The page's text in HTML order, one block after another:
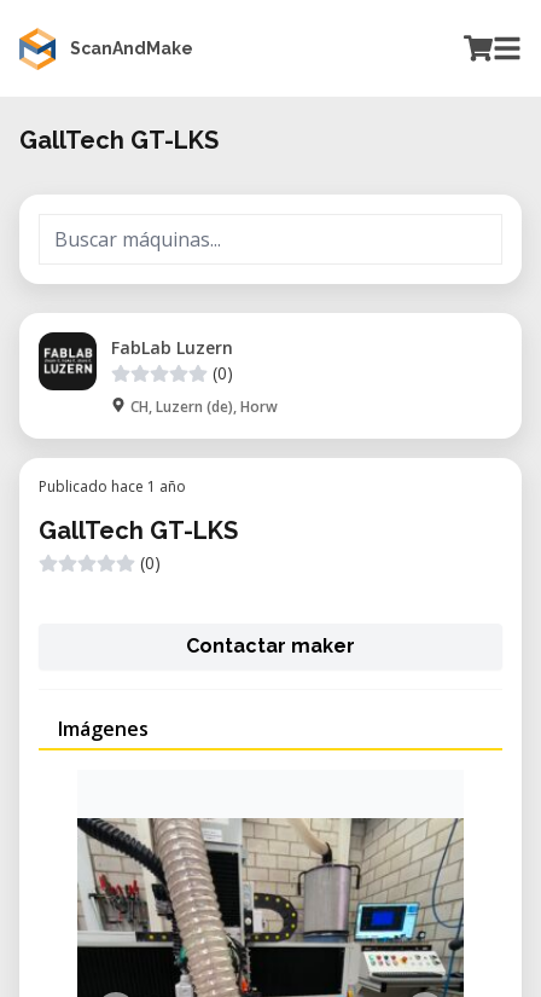
ScanAndMake
GallTech GT-LKS
FabLab Luzern
(0)
CH, Luzern (de), Horw
Publicado hace 1 año
GallTech GT-LKS
(0)
Contactar maker
Imágenes